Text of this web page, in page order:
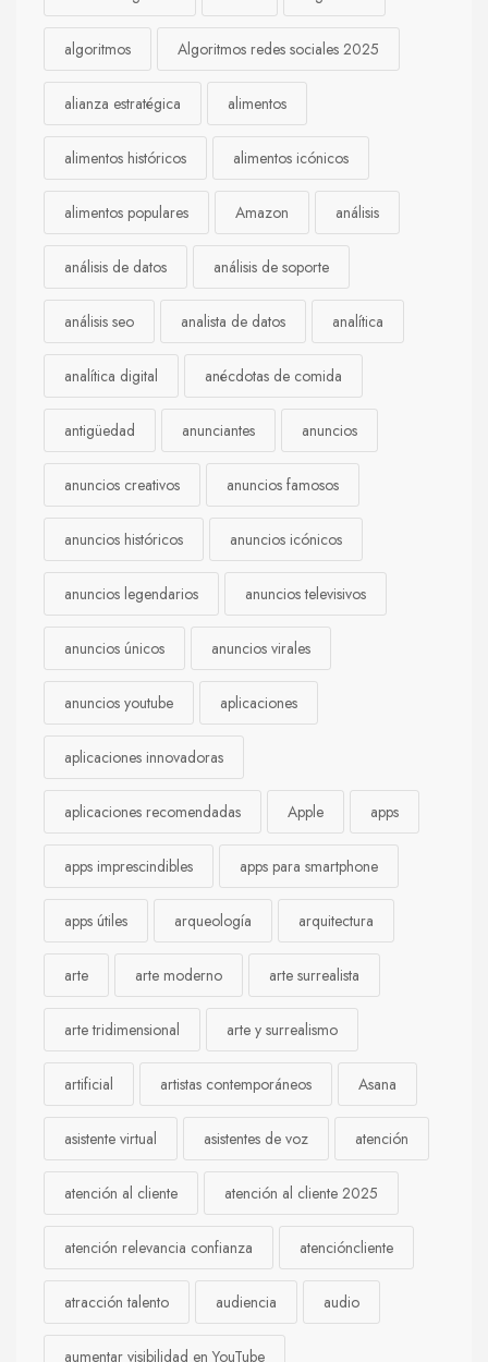
algoritmos Algoritmos redes sociales 2025
alianza estratégica alimentos
alimentos históricos alimentos icónicos
alimentos populares Amazon análisis
análisis de datos análisis de soporte
análisis seo analista de datos analítica
analítica digital anécdotas de comida
antigüedad anunciantes anuncios
anuncios creativos anuncios famosos
anuncios históricos anuncios icónicos
anuncios legendarios anuncios televisivos
anuncios únicos anuncios virales
anuncios youtube aplicaciones
aplicaciones innovadoras
aplicaciones recomendadas Apple apps
apps imprescindibles apps para smartphone
apps útiles arqueología arquitectura
arte arte moderno arte surrealista
arte tridimensional arte y surrealismo
artificial artistas contemporáneos Asana
asistente virtual asistentes de voz atención
atención al cliente atención al cliente 2025
atención relevancia confianza atencióncliente
atracción talento audiencia audio
aumentar visibilidad en YouTube